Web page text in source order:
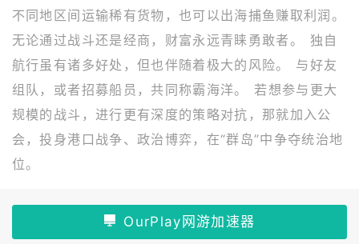
不同地区间运输稀有货物，也可以出海捕鱼赚取利润。
无论通过战斗还是经商，财富永远青睐勇敢者。 独自
航行虽有诸多好处，但也伴随着极大的风险。 与好友
组队，或者招募船员，共同称霸海洋。 若想参与更大
规模的战斗，进行更有深度的策略对抗，那就加入公
会，投身港口战争、政治博弈，在“群岛”中争夺统治地
位。